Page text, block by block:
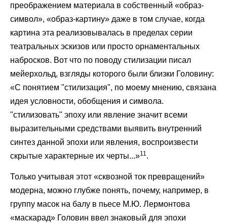
преображением материала в собственный «образ-
символ», «образ-картину» даже в том случае, когда
картина эта реализовывалась в пределах серии
театральных эскизов или просто орнаментальных
набросков. Вот что по поводу стилизации писал
мейерхольд, взгляды которого были близки Головину:
«С понятием "стилизация", по моему мнению, связана
идея условности, обобщения и символа.
"стилизовать" эпоху или явление значит всеми
выразительными средствами выявить внутренний
синтез данной эпохи или явления, воспроизвести
скрытые характерные их черты...»11.
Только учитывая этот «сквозной ток превращений»
модерна, можно глубже понять, почему, например, в
группу масок на балу в пьесе М.Ю. Лермонтова
«маскарад» Головин ввел знаковый для эпохи